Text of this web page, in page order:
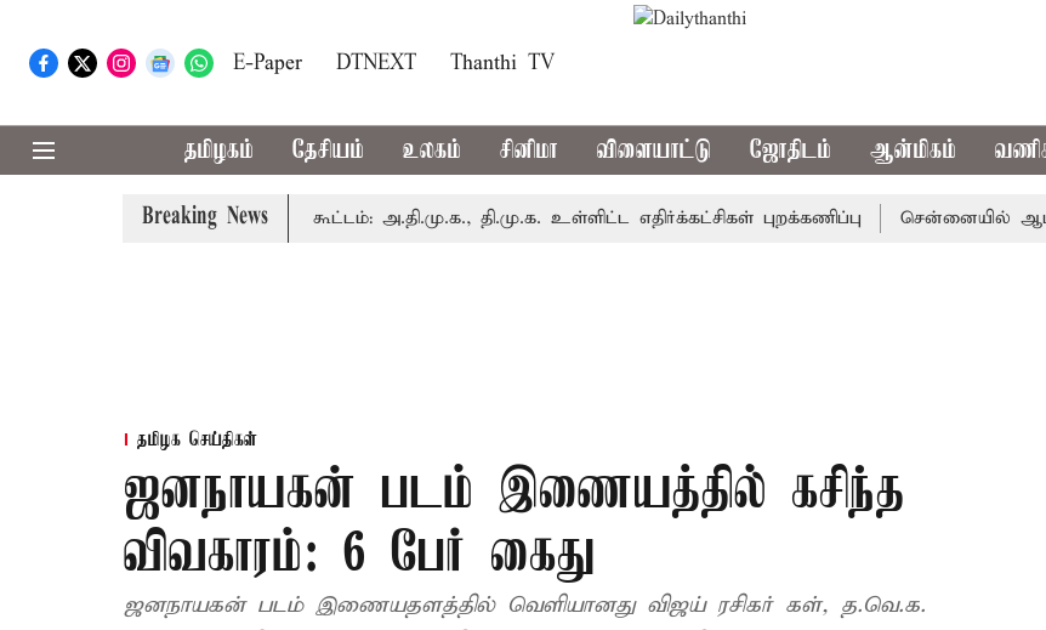
E-Paper DTNEXT Thanthi TV
தமிழகம் தேசியம் உலகம் சினிமா விளையாட்டு ஜோதிடம் ஆன்மிகம்
Breaking News
இன்று எம்.பி.க்கள் கூட்டம்: அ.தி.மு.க., தி.மு.க. உள்ளிட்ட எதிர்க்கட்சிகள் புறக்கணிப்பு சென்னையில்
தமிழக செய்திகள்
ஜனநாயகன் படம் இணையத்தில் கசிந்த
விவகாரம்: 6 பேர் கைது
ஜனநாயகன் படம் இணையதளத்தில் வெளியானது விஜய் ரசிகர் கள், த.வெ.க.